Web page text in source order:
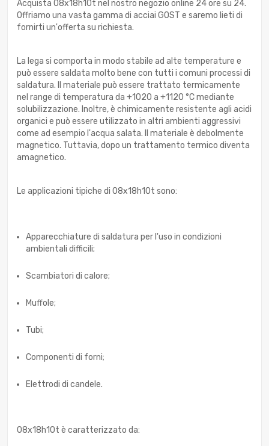
Acquista 08x18h10t nel nostro negozio online 24 ore su 24.
Offriamo una vasta gamma di acciai GOST e saremo lieti di
fornirti un'offerta su richiesta.
La lega si comporta in modo stabile ad alte temperature e
può essere saldata molto bene con tutti i comuni processi di
saldatura. Il materiale può essere trattato termicamente
nel range di temperatura da +1020 a +1120 °C mediante
solubilizzazione. Inoltre, è chimicamente resistente agli acidi
organici e può essere utilizzato in altri ambienti aggressivi
come ad esempio l'acqua salata. Il materiale è debolmente
magnetico. Tuttavia, dopo un trattamento termico diventa
amagnetico.
Le applicazioni tipiche di 08x18h10t sono:
Apparecchiature di saldatura per l'uso in condizioni
ambientali difficili;
Scambiatori di calore;
Muffole;
Tubi;
Componenti di forni;
Elettrodi di candele.
08x18h10t è caratterizzato da: